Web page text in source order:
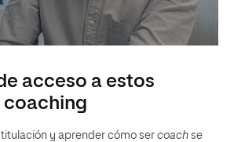
acceso a estos
coaching
y aprender cómo ser coach se